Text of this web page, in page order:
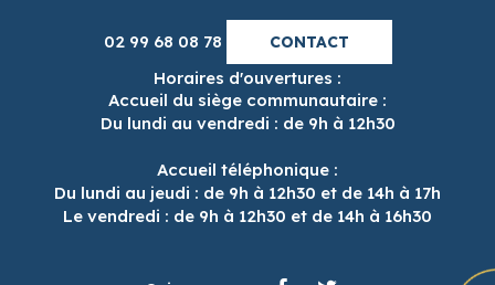
02 99 68 08 78 CONTACT
Horaires d'ouvertures :
Accueil du siège communautaire :
Du lundi au vendredi : de 9h à 12h30
Accueil téléphonique :
Du lundi au jeudi : de 9h à 12h30 et de 14h à 17h
Le vendredi : de 9h à 12h30 et de 14h à 16h30